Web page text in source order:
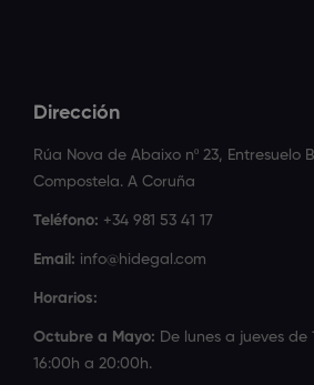
Dirección
Rúa Nova de Abaixo nº 23, Entresuelo
Compostela. A Coruña
Teléfono: +34 981 53 41 17
Email: info@hidegal.com
Horarios:
Octubre a Mayo: De lunes a jueves de
16:00h a 20:00h.